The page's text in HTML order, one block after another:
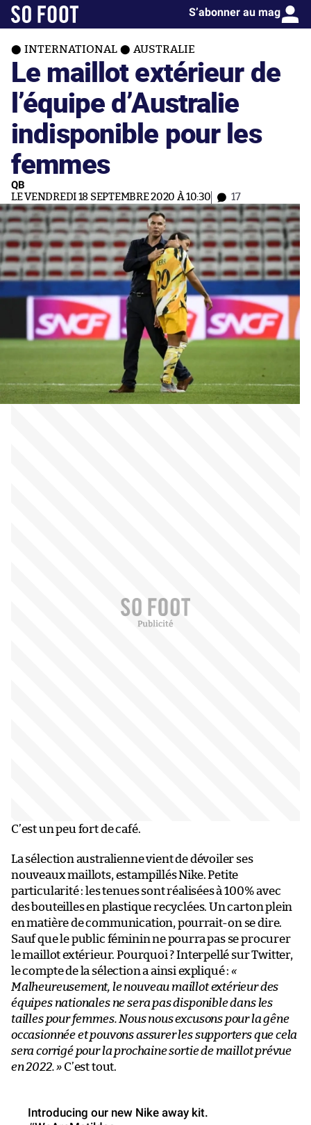
S’abonner au mag
INTERNATIONAL AUSTRALIE
Le maillot extérieur de
l’équipe d’Australie
indisponible pour les
femmes
QB
LE VENDREDI 18 SEPTEMBRE 2020 À 10:30 17
C’est un peu fort de café.
La sélection australienne vient de dévoiler ses
nouveaux maillots, estampillés Nike. Petite
particularité : les tenues sont réalisées à 100% avec
des bouteilles en plastique recyclées. Un carton plein
en matière de communication, pourrait-on se dire.
Sauf que le public féminin ne pourra pas se procurer
le maillot extérieur. Pourquoi ? Interpellé sur Twitter,
le compte de la sélection a ainsi expliqué : «
Malheureusement, le nouveau maillot extérieur des
équipes nationales ne sera pas disponible dans les
tailles pour femmes. Nous nous excusons pour la gêne
occasionnée et pouvons assurer les supporters que cela
sera corrigé pour la prochaine sortie de maillot prévue
en 2022. » C’est tout.
Introducing our new Nike away kit.